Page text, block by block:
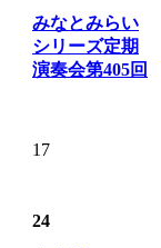
みなとみらい
シリーズ定期
演奏会第405回
17
24